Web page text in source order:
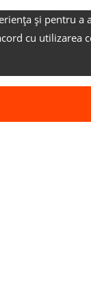
și pentru a
cu utilizarea